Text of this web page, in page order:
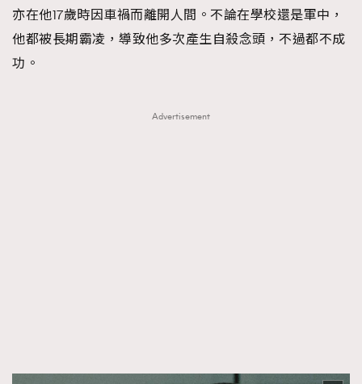
亦在他17歲時因車禍而離開人間。不論在學校還是軍中，
他都被長期霸凌，導致他多次產生自殺念頭，不過都不成
功。
Advertisement